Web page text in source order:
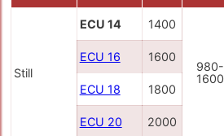
Still
ECU 14 1400
980-
1600
ECU 16 1600
ECU 18 1800
ECU 20 2000